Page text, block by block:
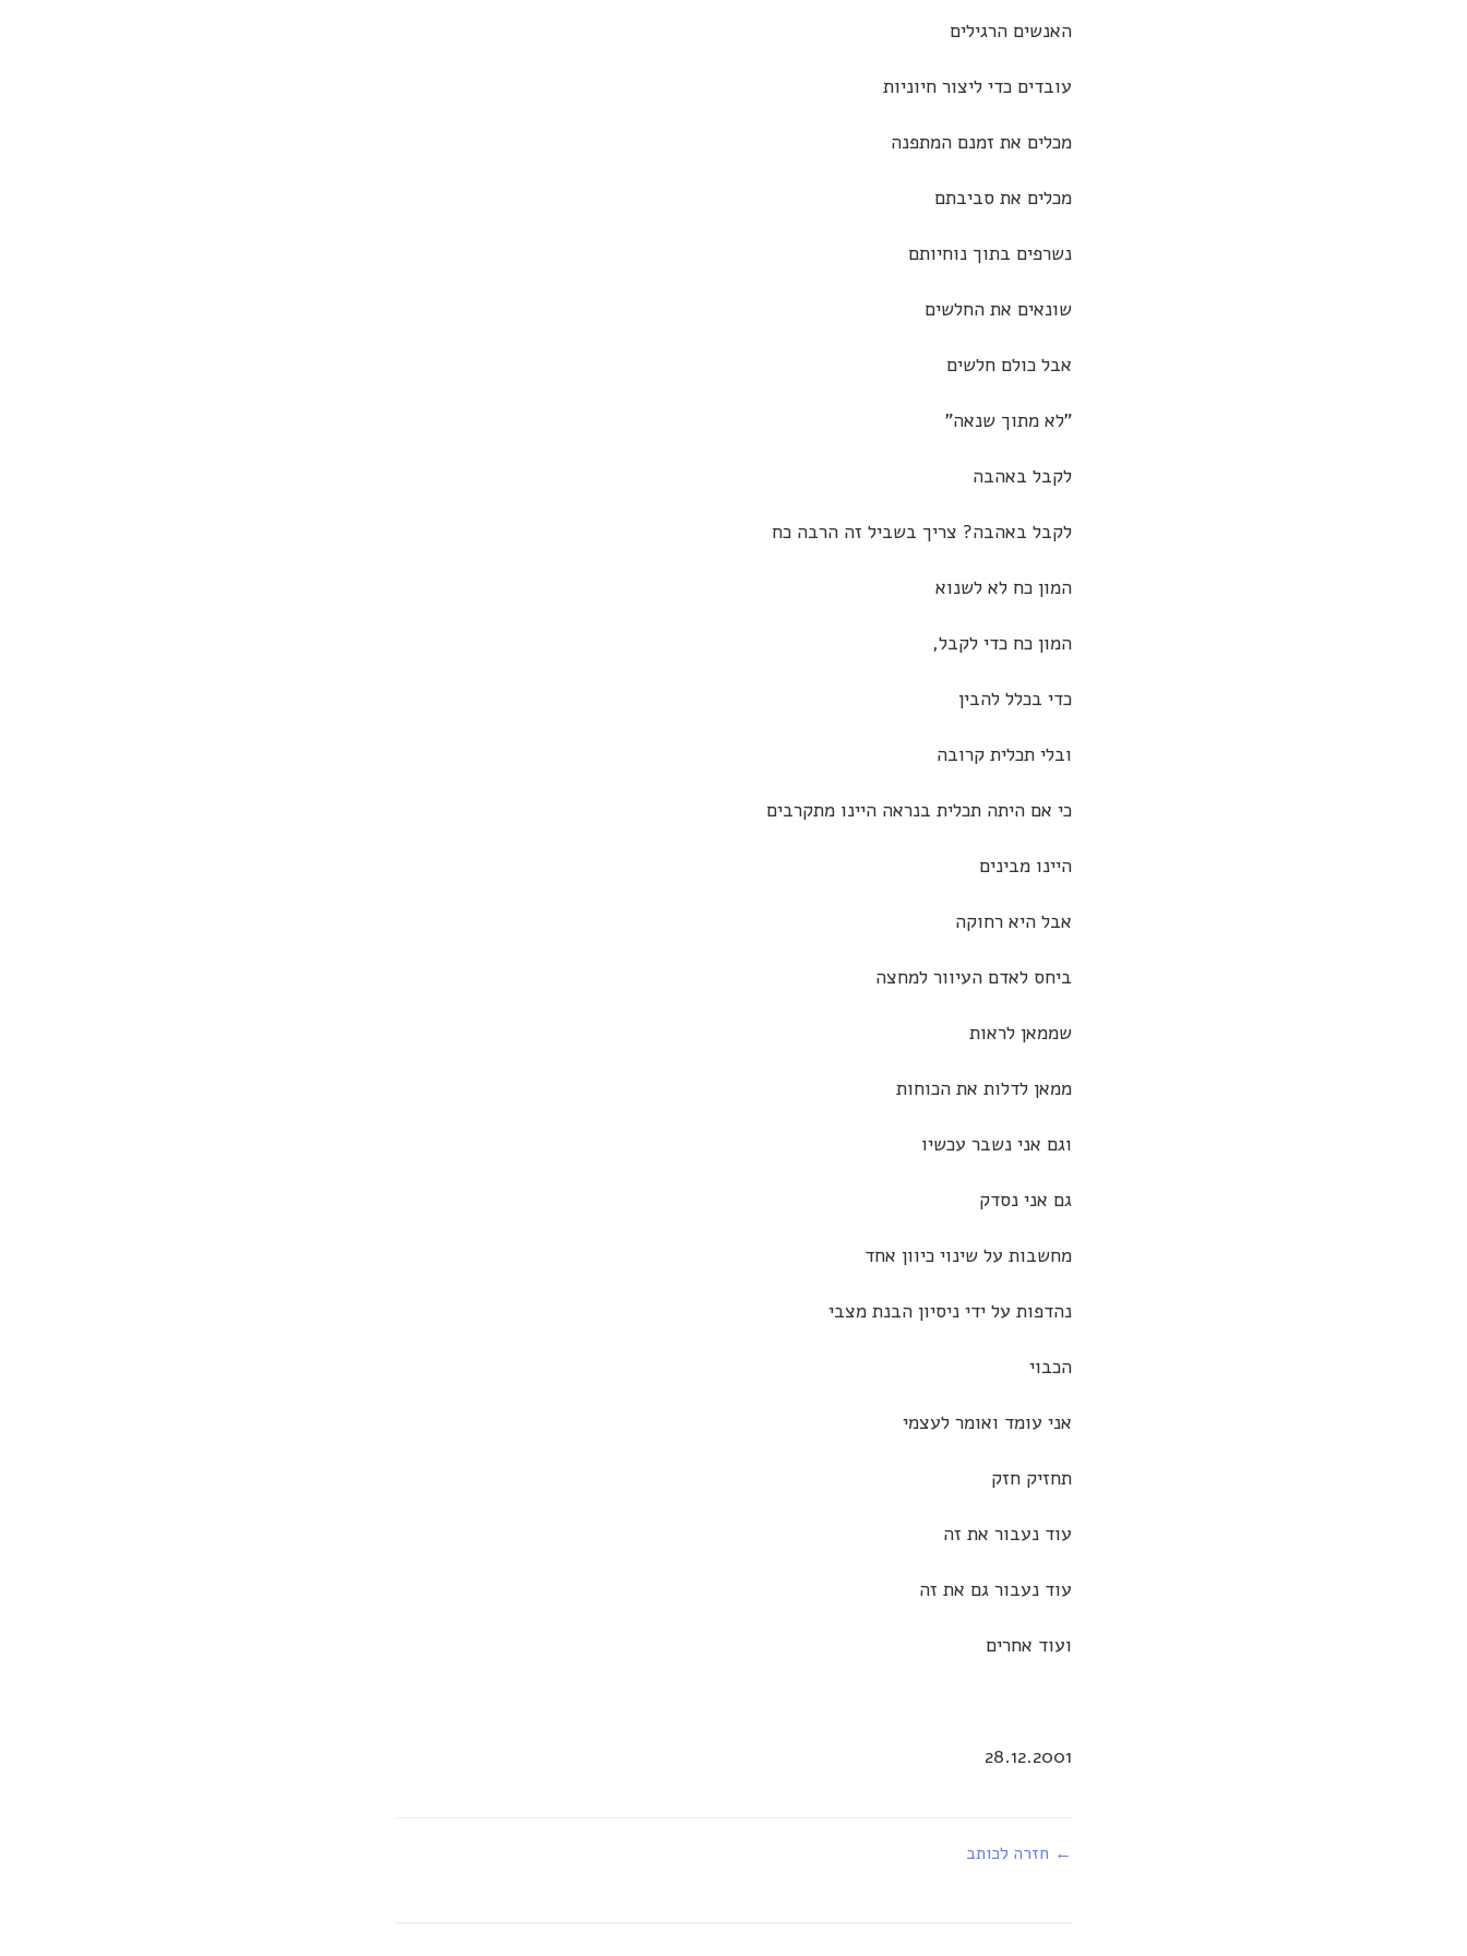
האנשים הרגילים
עובדים כדי ליצור חיוניות
מכלים את זמנם המתפנה
מכלים את סביבתם
נשרפים בתוך נוחיותם
שונאים את החלשים
אבל כולם חלשים
"לא מתוך שנאה"
לקבל באהבה
לקבל באהבה? צריך בשביל זה הרבה כח
המון כח לא לשנוא
המון כח כדי לקבל,
כדי בכלל להבין
ובלי תכלית קרובה
כי אם היתה תכלית בנראה היינו מתקרבים
היינו מבינים
אבל היא רחוקה
ביחס לאדם העיוור למחצה
שממאן לראות
ממאן לדלות את הכוחות
וגם אני נשבר עכשיו
גם אני נסדק
מחשבות על שינוי כיוון אחד
נהדפות על ידי ניסיון הבנת מצבי
הכבוי
אני עומד ואומר לעצמי
תחזיק חזק
עוד נעבור את זה
עוד נעבור גם את זה
ועוד אחרים
28.12.2001
← חזרה לכותב